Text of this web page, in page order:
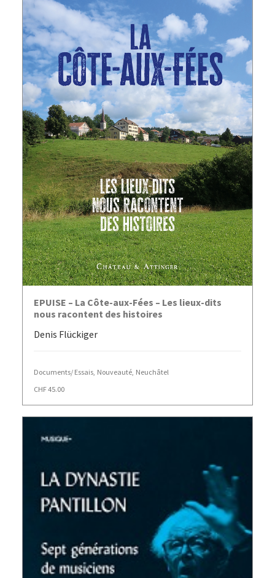
AJOUTER AU PANIER
EPUISE – La Côte-aux-Fées – Les lieux-dits
nous racontent des histoires
Denis Flückiger
Documents/ Essais, Nouveauté, Neuchâtel
CHF45.00